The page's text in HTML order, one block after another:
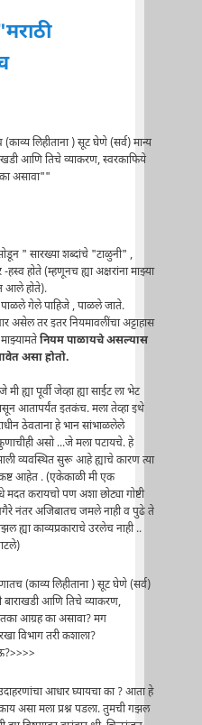
लिहीताना ) सूट घेणे (सर्व) मान्य
आणि तिचे व्याकरण, स्वरकाफिये
का असावा""
" सारख्या शब्दांचे "टाळुनी" ,
हस्व होते (म्हणूनच ह्या अक्षरांना माझ्या
आले होते).
पाळले गेले पाहिजे , पाळले जाते.
असेल तर इतर नियमावलींचा अट्टाहास
नियम पाळायचे असल्यास
असा होतो.
ह्या पूर्वी जेव्हा ह्या साईट ला भेट
आतापर्यंत इतकंच. मला तेव्हा इथे
ठेवताना हे भान सांभाळलेले
असो ...जे मला पटायचे. हे
व्यवस्थित सुरू आहे ह्याचे कारण त्या
कष्ट आहेत . (एकेकाळी मी एक
करायचो पण अशा छोट्या गोष्टी
नंतर अजिबातच जमले नाही व पुढे ते
काव्यप्रकाराचे उरलेच नाही ..
(काव्य लिहीताना ) सूट घेणे (सर्व)
आणि तिचे व्याकरण,
आग्रह का असावा? मग
विभाग तरी कशाला?
आधार घ्यायचा का ? आता हे
असा मला प्रश्न पडला. तुमची गझल